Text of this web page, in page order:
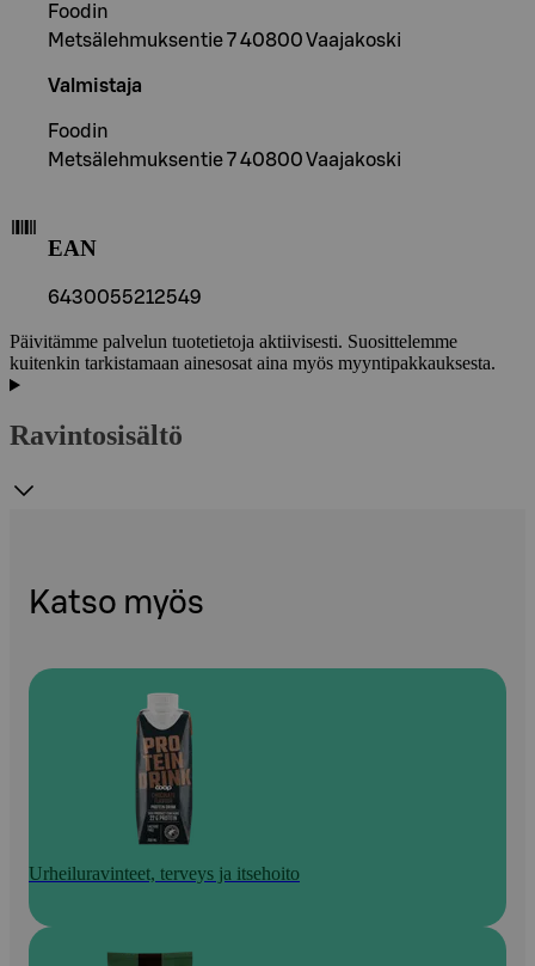
Foodin
Metsälehmuksentie 7 40800 Vaajakoski
Valmistaja
Foodin
Metsälehmuksentie 7 40800 Vaajakoski
EAN
6430055212549
Päivitämme palvelun tuotetietoja aktiivisesti. Suosittelemme
kuitenkin tarkistamaan ainesosat aina myös myyntipakkauksesta.
Ravintosisältö
Katso myös
Urheiluravinteet, terveys ja itsehoito